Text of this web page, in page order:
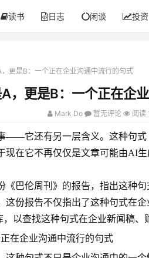
读书 日志 闲谈 投资
，更是B：一个正在企业沟通中流行的句式
，更是B：一个正在企
Mark Do 暂无评论 阅读
——它还有另一层含义。这种句
现在它不再仅仅是文章可能由AI
《巴伦周刊》的报告，指出这种
份报告不仅指出了这种句式在
，以查找这种句式在企业新闻稿、